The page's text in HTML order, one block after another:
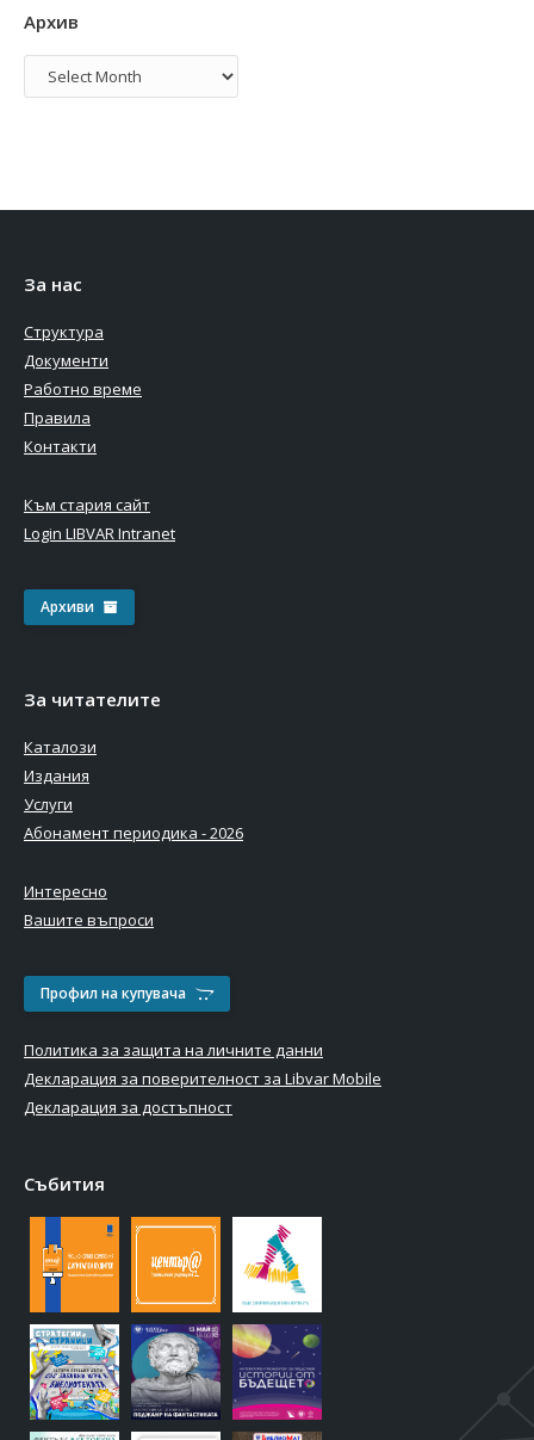
Архив
Архив
За нас
Структура
Документи
Работно време
Правила
Контакти
Към стария сайт
Login LIBVAR Intranet
Архиви
За читателите
Каталози
Издания
Услуги
Абонамент периодика - 2026
Интересно
Вашите въпроси
Профил на купувача
Политика за защита на личните данни
Декларация за поверителност за Libvar Mobile
Декларация за достъпност
Събития